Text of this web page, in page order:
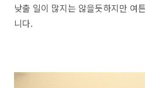
낮출 일이 많지는 않을듯하지만 여
니다.